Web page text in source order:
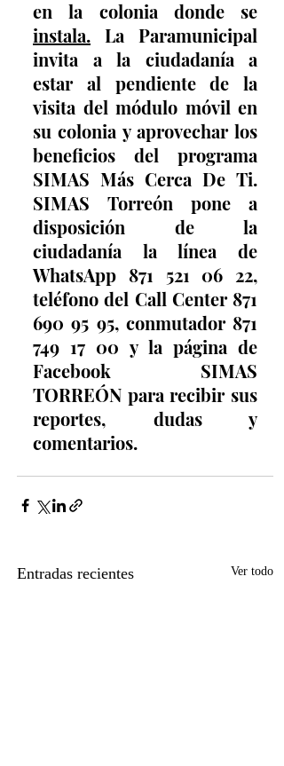
instala. La Paramunicipal
invita a la ciudadanía a
estar al pendiente de la
visita del módulo móvil en
su colonia y aprovechar los
beneficios del programa
SIMAS Más Cerca De Ti.
SIMAS Torreón pone a
disposición de la
ciudadanía la línea de
WhatsApp 871 521 06 22,
teléfono del Call Center 871
690 95 95, conmutador 871
749 17 00 y la página de
Facebook SIMAS
TORREÓN para recibir sus
reportes, dudas y
comentarios.
Entradas recientes Ver todo